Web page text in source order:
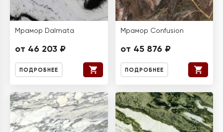
Мрамор Dalmata
от 46 203 ₽
ПОДРОБНЕЕ
Мрамор Confusion
от 45 876 ₽
ПОДРОБНЕЕ